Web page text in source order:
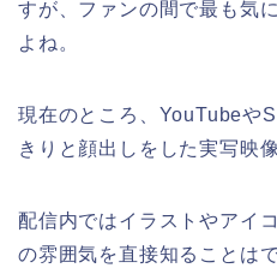
すが、ファンの間で最も気
よね。
現在のところ、YouTubeや
きりと顔出しをした実写映
配信内ではイラストやアイ
の雰囲気を直接知ることは